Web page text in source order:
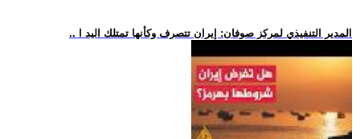
.. المدير التنفيذي لمركز صوفان: إيران تتصرف وكأنها تمتلك اليد ا